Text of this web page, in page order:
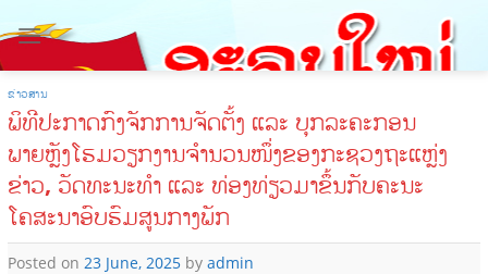
to
content
ຂ່າວສານ
ພິທີປະກາດກົງຈັກການຈັດຕັ້ງ ແລະ ບຸກລະຄະກອນ
ພາຍຫຼັງໂຮມວຽກງານຈຳນວນໜຶ່ງຂອງກະຊວງຖະແຫຼ່ງ
ຂ່າວ, ວັດທະນະທຳ ແລະ ທ່ອງທ່ຽວມາຂຶ້ນກັບຄະນະ
ໂຄສະນາອົບຮົມສູນກາງພັກ
Posted on 23 June, 2025 by admin